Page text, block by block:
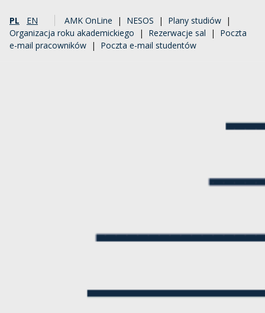
PL EN AMK OnLine | NESOS | Plany studiów |
Organizacja roku akademickiego | Rezerwacje sal | Poczta
e-mail pracowników | Poczta e-mail studentów